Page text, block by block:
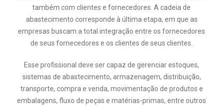
também com clientes e fornecedores. A cadeia de
abastecimento corresponde à última etapa, em que as
empresas buscam a total integração entre os fornecedores
de seus fornecedores e os clientes de seus clientes.
Esse profissional deve ser capaz de gerenciar estoques,
sistemas de abastecimento, armazenagem, distribuição,
transporte, compra e venda, movimentação de produtos e
embalagens, fluxo de peças e matérias-primas, entre outros